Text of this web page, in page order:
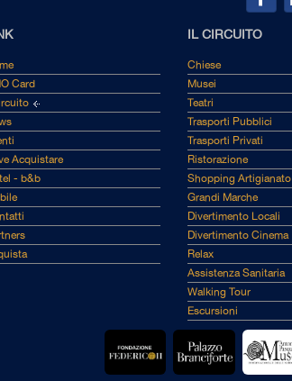
Card
Acquistare
- b&b
IL CIRCUITO
Chiese
Musei
Teatri
Trasporti Pubblici
Trasporti Privati
Ristorazione
Shopping Artigianato
Grandi Marche
Divertimento Locali
Divertimento Cinema
Relax
Assistenza Sanitaria
Walking Tour
Escursioni